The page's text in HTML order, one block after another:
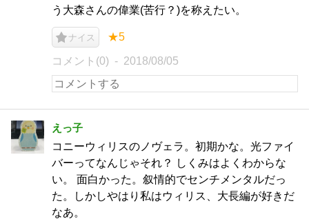
う大森さんの偉業(苦行？)を称えたい。
ナイス ★5
コメント(0) 2018/08/05
えっ子
コニーウィリスのノヴェラ。初期かな。光ファイ
バーってなんじゃそれ？ しくみはよくわからな
い。 面白かった。叙情的でセンチメンタルだっ
た。しかしやはり私はウィリス、大長編が好きだ
なあ。